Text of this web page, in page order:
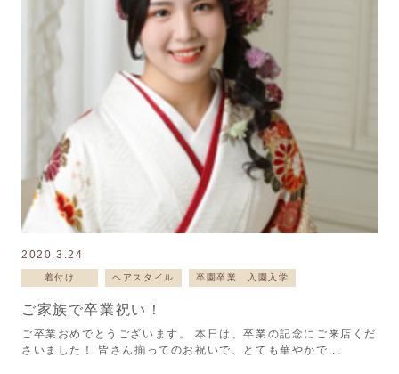
2020.3.24
着付け ヘアスタイル 卒園卒業 入園入学
ご家族で卒業祝い！
ご卒業おめでとうございます。 本日は、卒業の記念にご来店くだ
さいました！ 皆さん揃ってのお祝いで、とても華やかで...